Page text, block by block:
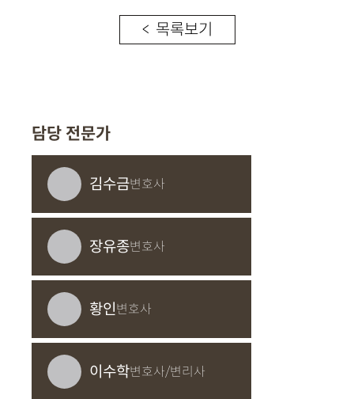
< 목록보기
담당 전문가
김수금변호사
장유종변호사
황인변호사
이수학변호사/변리사